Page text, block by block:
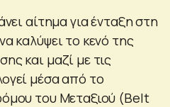
αίτημα για ένταξη στη
καλύψει το κενό της
και μαζί με τις
μέσα από το
του Μεταξιού (Belt